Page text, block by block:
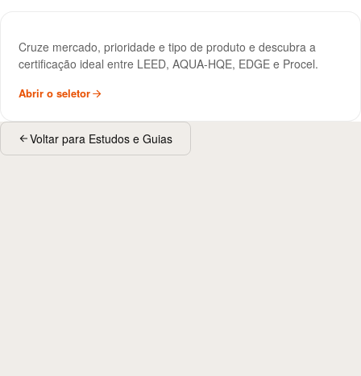
Seletor de Certificação Sustentável
Cruze mercado, prioridade e tipo de produto e descubra a
certificação ideal entre LEED, AQUA-HQE, EDGE e Procel.
Abrir o seletor
Voltar para Estudos e Guias